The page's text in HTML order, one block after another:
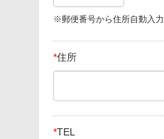
※郵便番号から住所自動入力
*住所
*TEL